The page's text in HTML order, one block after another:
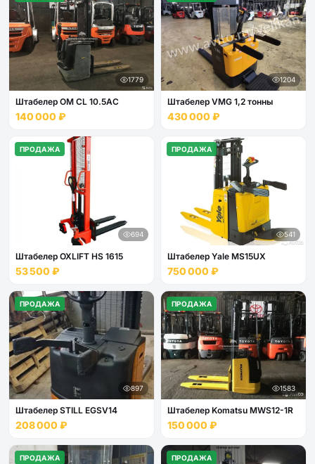
1779
Штабелер OM CL 10.5АС
140 000 ₽
1204
Штабелер VMG 1,2 тонны
430 000 ₽
ПРОДАЖА
694
Штабелер OXLIFT HS 1615
53 500 ₽
ПРОДАЖА
541
Штабелер Yale МS15UХ
750 000 ₽
ПРОДАЖА
897
Штабелер STILL EGSV14
208 000 ₽
ПРОДАЖА
1583
Штабелер Komatsu MWS12-1R
150 000 ₽
ПРОДАЖА ПРОДАЖА